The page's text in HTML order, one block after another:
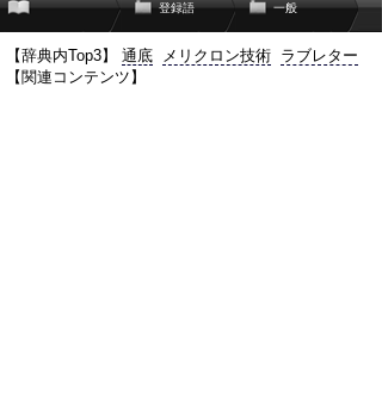
登録語 一般
【辞典内Top3】 通底 メリクロン技術 ラブレター
【関連コンテンツ】